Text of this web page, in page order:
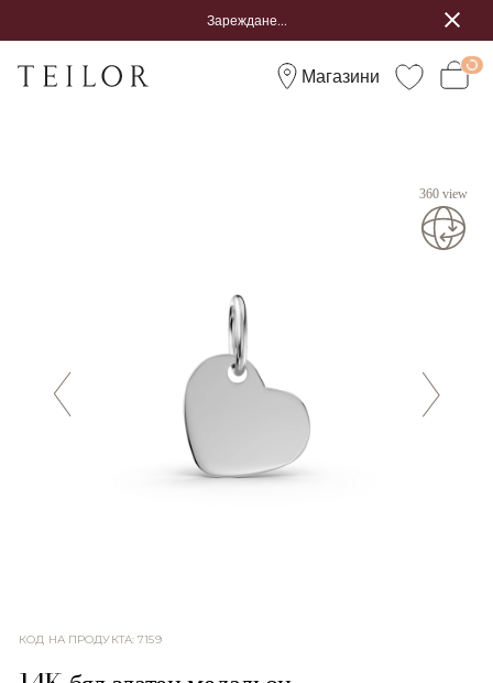
Зареждане...
Магазини
360 view
КОД НА ПРОДУКТА:7159